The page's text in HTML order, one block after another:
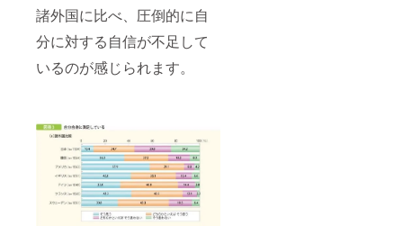
諸外国に比べ、圧倒的に自
分に対する自信が不足して
いるのが感じられます。